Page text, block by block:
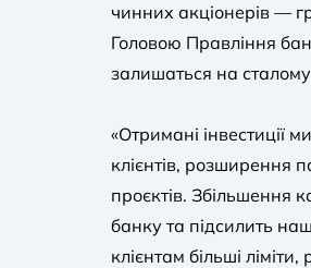
чинних акціонерів —
Головою Правління
залишаться на сталому
«Отримані інвестиції
клієнтів, розширення
проєктів. Збільшення
банку та підсилить
клієнтам більші